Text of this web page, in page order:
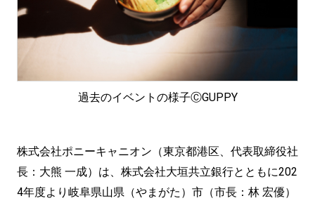
過去のイベントの様子ⒸGUPPY
株式会社ポニーキャニオン（東京都港区、代表取締役社
長：大熊 一成）は、株式会社大垣共立銀行とともに202
4年度より岐阜県山県（やまがた）市（市長：林 宏優）